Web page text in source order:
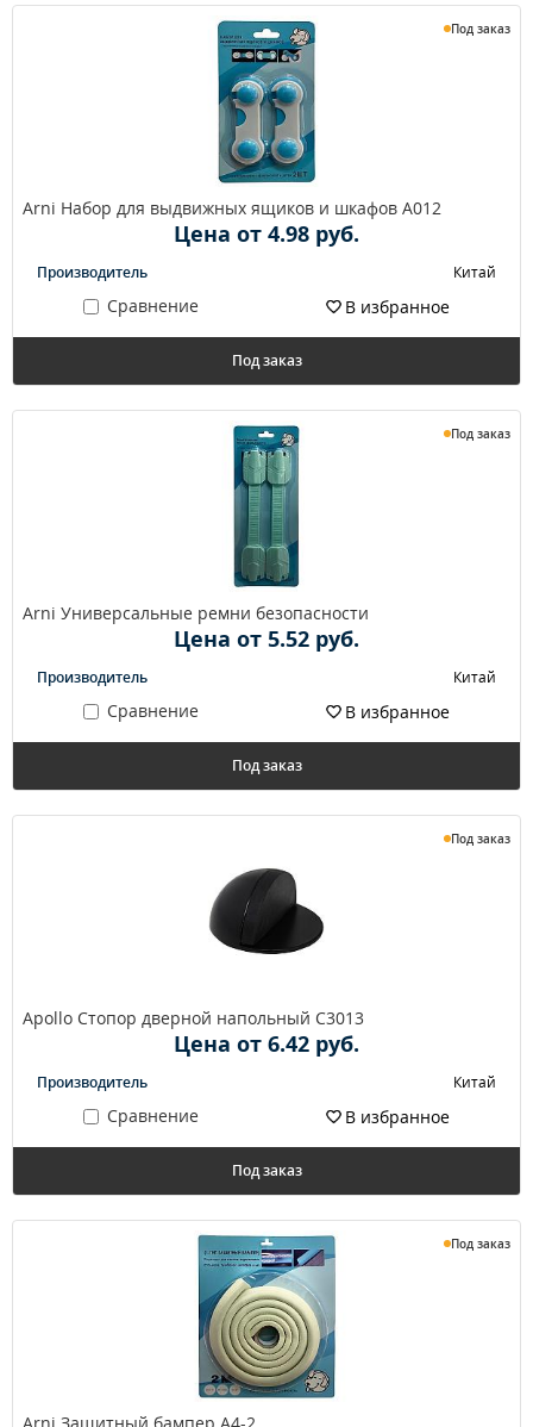
Под заказ
Arni Набор для выдвижных ящиков и шкафов A012
Цена от 4.98 руб.
Производитель Китай
Сравнение В избранное
Под заказ
Под заказ
Arni Универсальные ремни безопасности
Цена от 5.52 руб.
Производитель Китай
Сравнение В избранное
Под заказ
Под заказ
Apollo Стопор дверной напольный C3013
Цена от 6.42 руб.
Производитель Китай
Сравнение В избранное
Под заказ
Под заказ